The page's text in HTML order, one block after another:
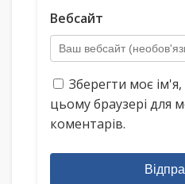
Вебсайт
Зберегти моє
цьому браузері для
коментарів.